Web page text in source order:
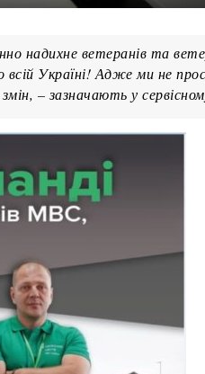
надихне ветеранів та
всій Україні! Адже ми не
– зазначають у